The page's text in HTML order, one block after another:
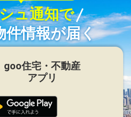
ュ通知で
件情報が届く
goo住宅・不動産
アプリ